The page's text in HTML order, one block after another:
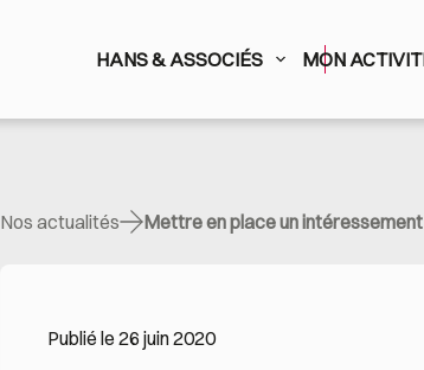
HANS & ASSOCIÉS MON
Nos actualités Mettre en place un intéressement
Publié le 26 juin 2020